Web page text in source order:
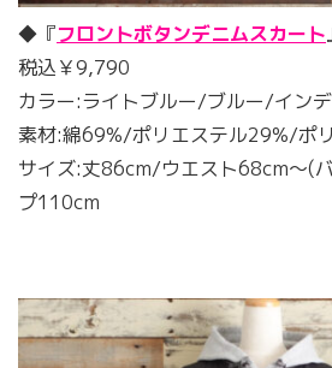
◆『フロントボタンデニムスカート
税込￥9,790
カラー:ライトブルー/ブルー/イン
素材:綿69%/ポリエステル29%/ポ
サイズ:丈86cm/ウエスト68cm〜(
プ110cm